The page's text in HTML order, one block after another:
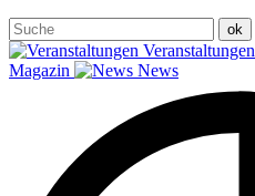
Veranstaltungen
Magazin
News